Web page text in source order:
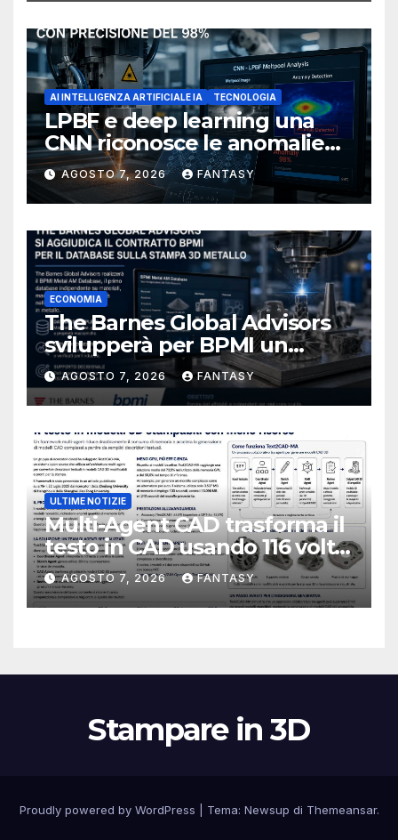
AI INTELLIGENZA ARTIFICIALE IA TECNOLOGIA
LPBF e deep learning una
CNN riconosce le anomalie
del bagno di fusione
AGOSTO 7, 2026 FANTASY
ECONOMIA
The Barnes Global Advisors
svilupperà per BPMI un
database per la stampa 3D
metallica destinata alla filiera
navale statunitense
AGOSTO 7, 2026 FANTASY
ULTIME NOTIZIE
Multi-Agent CAD trasforma il
testo in CAD usando 116 volte
meno token
AGOSTO 7, 2026 FANTASY
Stampare in 3D
Proudly powered by WordPress Tema: Newsup di Themeansar.